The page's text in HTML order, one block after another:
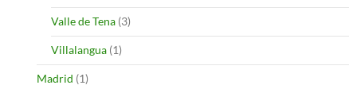
Valle de Tena (3)
Villalangua (1)
Madrid (1)